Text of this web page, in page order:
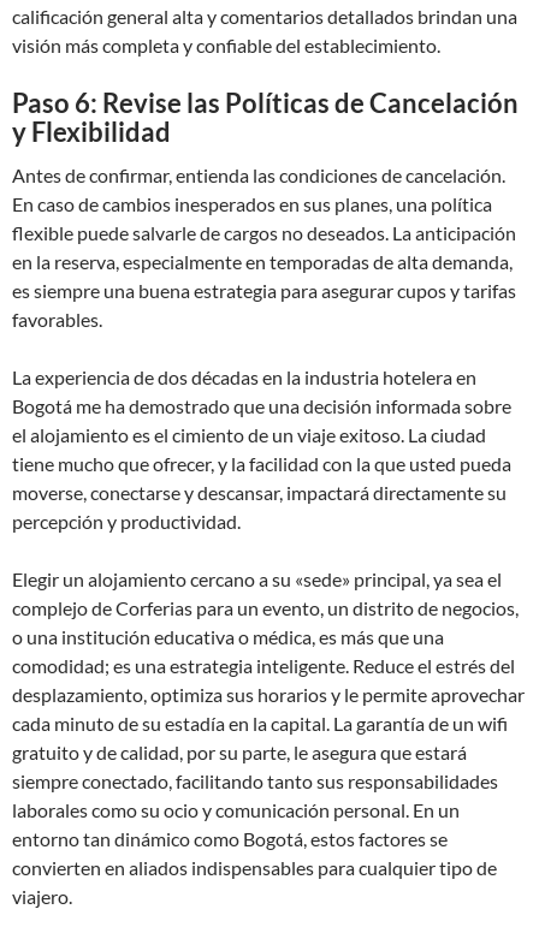
calificación general alta y comentarios detallados brindan una
visión más completa y confiable del establecimiento.
Paso 6: Revise las Políticas de Cancelación
y Flexibilidad
Antes de confirmar, entienda las condiciones de cancelación.
En caso de cambios inesperados en sus planes, una política
flexible puede salvarle de cargos no deseados. La anticipación
en la reserva, especialmente en temporadas de alta demanda,
es siempre una buena estrategia para asegurar cupos y tarifas
favorables.
La experiencia de dos décadas en la industria hotelera en
Bogotá me ha demostrado que una decisión informada sobre
el alojamiento es el cimiento de un viaje exitoso. La ciudad
tiene mucho que ofrecer, y la facilidad con la que usted pueda
moverse, conectarse y descansar, impactará directamente su
percepción y productividad.
Elegir un alojamiento cercano a su «sede» principal, ya sea el
complejo de Corferias para un evento, un distrito de negocios,
o una institución educativa o médica, es más que una
comodidad; es una estrategia inteligente. Reduce el estrés del
desplazamiento, optimiza sus horarios y le permite aprovechar
cada minuto de su estadía en la capital. La garantía de un wifi
gratuito y de calidad, por su parte, le asegura que estará
siempre conectado, facilitando tanto sus responsabilidades
laborales como su ocio y comunicación personal. En un
entorno tan dinámico como Bogotá, estos factores se
convierten en aliados indispensables para cualquier tipo de
viajero.